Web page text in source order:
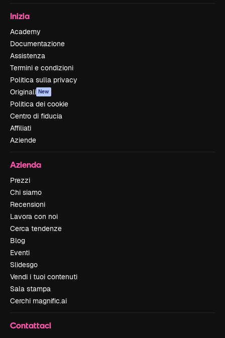
Inizia
Academy
Documentazione
Assistenza
Termini e condizioni
Politica sulla privacy
Originali New
Politica dei cookie
Centro di fiducia
Affiliati
Aziende
Azienda
Prezzi
Chi siamo
Recensioni
Lavora con noi
Cerca tendenze
Blog
Eventi
Slidesgo
Vendi i tuoi contenuti
Sala stampa
Cerchi magnific.ai
Contattaci